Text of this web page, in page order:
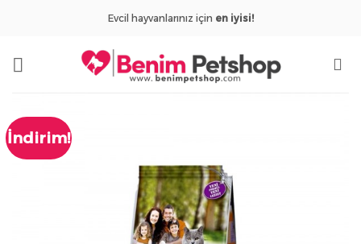
Evcil hayvanlarınız için en iyisi!
İndirim!